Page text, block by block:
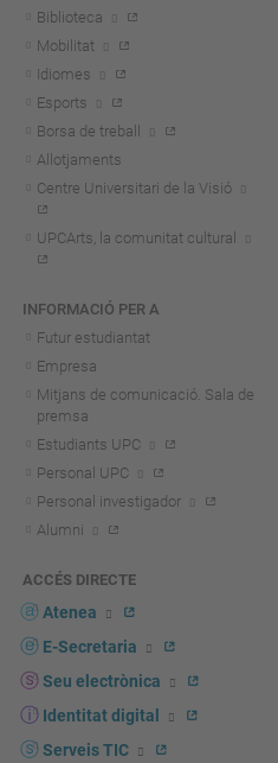
Biblioteca
Mobilitat
Idiomes
Esports
Borsa de treball
Allotjaments
Centre Universitari de la Visió
UPCArts, la comunitat cultural
INFORMACIÓ PER A
Futur estudiantat
Empresa
Mitjans de comunicació. Sala de
premsa
Estudiants UPC
Personal UPC
Personal investigador
Alumni
ACCÉS DIRECTE
Atenea
E-Secretaria
Seu electrònica
Identitat digital
Serveis TIC